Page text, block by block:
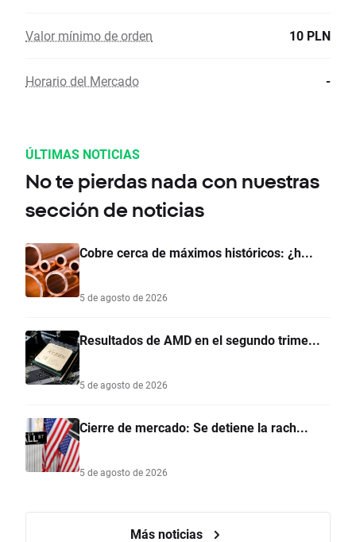
Valor mínimo de orden 10 PLN
Horario del Mercado -
ÚLTIMAS NOTICIAS
No te pierdas nada con nuestras
sección de noticias
Cobre cerca de máximos históricos: ¿h...
5 de agosto de 2026
Resultados de AMD en el segundo trime...
5 de agosto de 2026
Cierre de mercado: Se detiene la rach...
5 de agosto de 2026
Más noticias